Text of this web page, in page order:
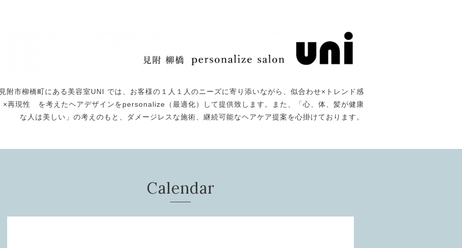
見附市柳橋町にある美容室UNI では、お客様の１人１人のニーズに寄り添いながら、似合わせ×トレンド感
×再現性 を考えたヘアデザインをpersonalize（最適化）して提供致します。また、「心、体、髪が健康
な人は美しい」の考えのもと、ダメージレスな施術、継続可能なヘアケア提案を心掛けております。
Calendar